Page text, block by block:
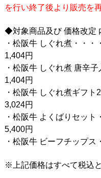
を行い終了後より販売を
◆対象商品及び 価格改定
・松阪牛 しぐれ煮・・
1,404円
・松阪牛 しぐれ煮 唐辛
1,404円
・松阪牛 しぐれ煮ギフ
3,024円
・松阪牛 よくばりセッ
5,400円
・松阪牛 ビーフチップ
※上記価格はすべて税込と